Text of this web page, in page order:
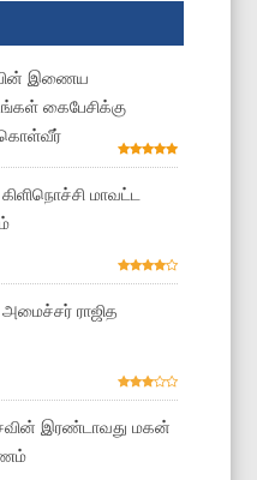
இணைய
கைபேசிக்கு
கிளிநொச்சி மாவட்ட
அமைச்சர் ராஜித
இரண்டாவது மகன்